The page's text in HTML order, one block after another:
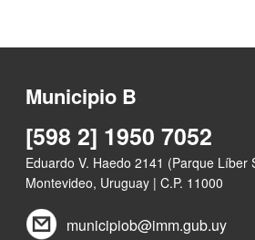
Municipio B
[598 2] 1950 7052
Eduardo V. Haedo 2141 (Parque Líber
Montevideo, Uruguay | C.P. 11000
municipiob@imm.gub.uy